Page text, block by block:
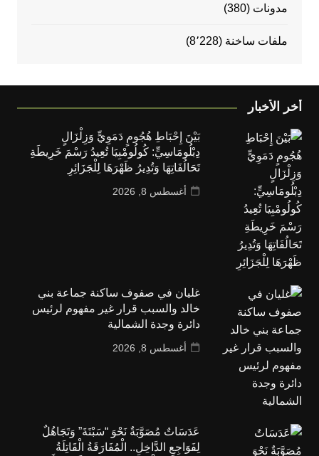
مدونات (380)
ملفات ساخنة (8٬228)
أخر الأخبار
بَيْنَ إِحْبَاطِ هُجُومٍ دَمَوِيٍّ وَزِلْزَالٍ
دِبْلُومَاسِيٍّ: كُولُومْبِيَا تُعِيدُ رَسْمَ خَرِيطَةِ
تَحَالُفَاتِهَا وَتُدِيرُ ظَهْرَهَا لِلْجَزَائِرِ
أغسطس 8, 2026
غليان في صفوف ساكنة جماعة بني
خالد والسبب قرار غير مفهوم لرئيس
دائرة وجدة الشمالية
أغسطس 8, 2026
عَدَسَاتٌ مُصَوَّبَةٌ نَحْوَ “سَبْتَةَ” وَتَجَاهُلٌ
لِفَوَاجِعِ الدَّاخِلِ.. الْمُفَارَقَةُ الْقَاتِلَةُ